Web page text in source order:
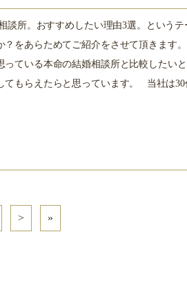
談所。おすすめしたい理由3選。という
をあらためてご紹介をさせて頂きます
っている本命の結婚相談所と比較したい
てもらえたらと思っています。 当社は
> »